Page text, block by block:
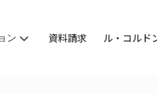
ン 資料請求 ル・コルド